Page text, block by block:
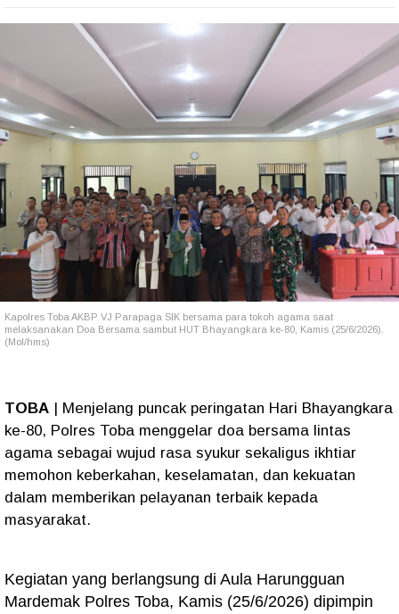
Kapolres Toba AKBP VJ Parapaga SIK bersama para tokoh agama saat
melaksanakan Doa Bersama sambut HUT Bhayangkara ke-80, Kamis (25/6/2026).
(Mol/hms)
TOBA | Menjelang puncak peringatan Hari Bhayangkara
ke-80, Polres Toba menggelar doa bersama lintas
agama sebagai wujud rasa syukur sekaligus ikhtiar
memohon keberkahan, keselamatan, dan kekuatan
dalam memberikan pelayanan terbaik kepada
masyarakat.
Kegiatan yang berlangsung di Aula Harungguan
Mardemak Polres Toba, Kamis (25/6/2026) dipimpin